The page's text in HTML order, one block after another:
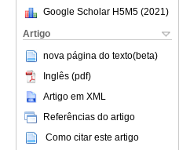
Google Scholar H5M5 (2021 )
Artigo
nova página do texto(beta)
Inglês (pdf)
Artigo em XML
Referências do artigo
Como citar este artigo